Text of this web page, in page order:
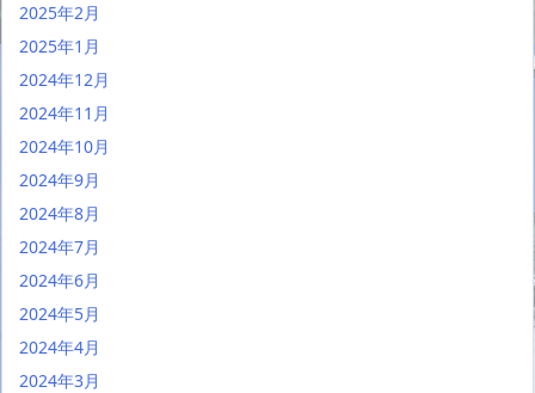
2025年2月
2025年1月
2024年12月
2024年11月
2024年10月
2024年9月
2024年8月
2024年7月
2024年6月
2024年5月
2024年4月
2024年3月